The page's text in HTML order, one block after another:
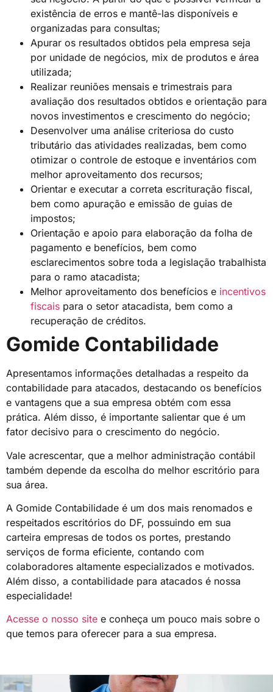
existência de erros e mantê-las disponíveis e
organizadas para consultas;
Apurar os resultados obtidos pela empresa seja
por unidade de negócios, mix de produtos e área
utilizada;
Realizar reuniões mensais e trimestrais para
avaliação dos resultados obtidos e orientação para
novos investimentos e crescimento do negócio;
Desenvolver uma análise criteriosa do custo
tributário das atividades realizadas, bem como
otimizar o controle de estoque e inventários com
melhor aproveitamento dos recursos;
Orientar e executar a correta escrituração fiscal,
bem como apuração e emissão de guias de
impostos;
Orientação e apoio para elaboração da folha de
pagamento e benefícios, bem como
esclarecimentos sobre toda a legislação trabalhista
para o ramo atacadista;
Melhor aproveitamento dos benefícios e incentivos
fiscais para o setor atacadista, bem como a
recuperação de créditos.
Gomide Contabilidade
Apresentamos informações detalhadas a respeito da
contabilidade para atacados, destacando os benefícios
e vantagens que a sua empresa obtém com essa
prática. Além disso, é importante salientar que é um
fator decisivo para o crescimento do negócio.
Vale acrescentar, que a melhor administração contábil
também depende da escolha do melhor escritório para
sua área.
A Gomide Contabilidade é um dos mais renomados e
respeitados escritórios do DF, possuindo em sua
carteira empresas de todos os portes, prestando
serviços de forma eficiente, contando com
colaboradores altamente especializados e motivados.
Além disso, a contabilidade para atacados é nossa
especialidade!
Acesse o nosso site e conheça um pouco mais sobre o
que temos para oferecer para a sua empresa.